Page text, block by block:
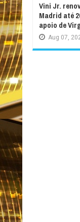
Vini Jr.
Madrid até
apoio de
Aug 07,